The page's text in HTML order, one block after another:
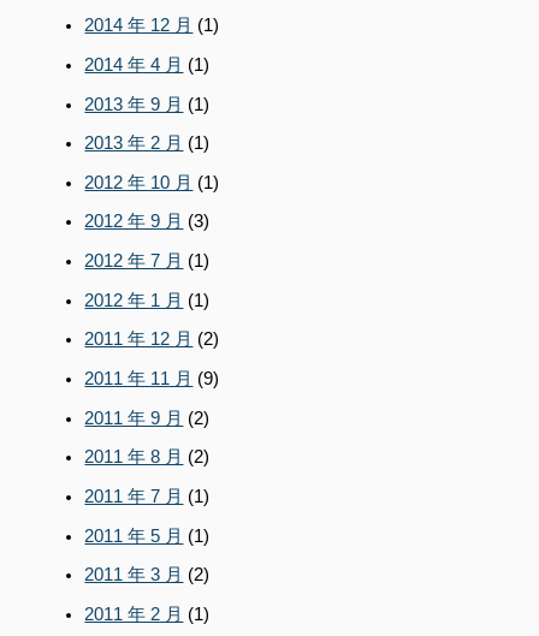
2014 年 12 月 (1)
2014 年 4 月 (1)
2013 年 9 月 (1)
2013 年 2 月 (1)
2012 年 10 月 (1)
2012 年 9 月 (3)
2012 年 7 月 (1)
2012 年 1 月 (1)
2011 年 12 月 (2)
2011 年 11 月 (9)
2011 年 9 月 (2)
2011 年 8 月 (2)
2011 年 7 月 (1)
2011 年 5 月 (1)
2011 年 3 月 (2)
2011 年 2 月 (1)